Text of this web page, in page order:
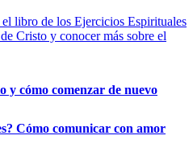
libro de los Ejercicios Espirituales
Cristo y conocer más sobre el
y cómo comenzar de nuevo
Cómo comunicar con amor